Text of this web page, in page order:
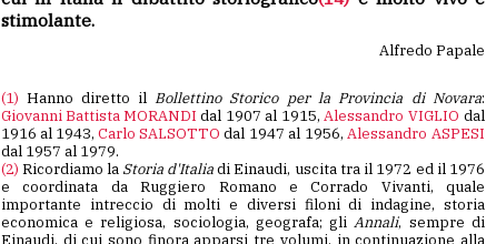
stimolante.
Alfredo Papale
(1) Hanno diretto il Bollettino Storico per la Provincia di Novara:
Giovanni Battista MORANDI dal 1907 al 1915, Alessandro VIGLIO dal
1916 al 1943, Carlo SALSOTTO dal 1947 al 1956, Alessandro ASPESI
dal 1957 al 1979.
(2) Ricordiamo laStoria d'Italiadi Einaudi, uscita tra il 1972 ed il 1976
e coordinata da Ruggiero Romano e Corrado Vivanti, quale
importante intreccio di molti e diversi filoni di indagine, storia
economica e religiosa, sociologia, geografa; gli Annali, sempre di
Einaudi, di cui sono finora apparsi tre volumi, in continuazione alla